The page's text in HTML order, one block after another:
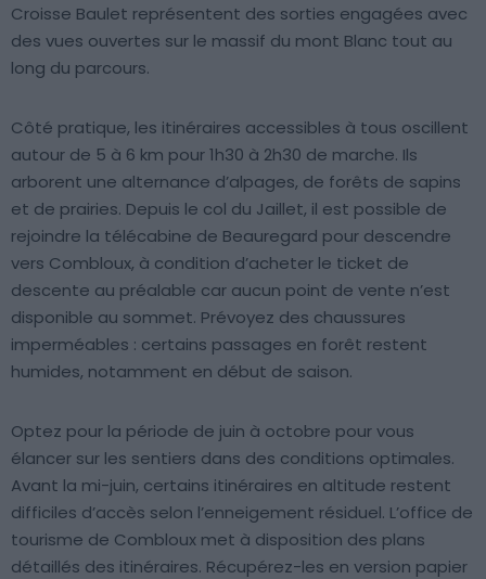
Croisse Baulet représentent des sorties engagées avec
des vues ouvertes sur le massif du mont Blanc tout au
long du parcours.
Côté pratique, les itinéraires accessibles à tous oscillent
autour de 5 à 6 km pour 1h30 à 2h30 de marche. Ils
arborent une alternance d’alpages, de forêts de sapins
et de prairies. Depuis le col du Jaillet, il est possible de
rejoindre la télécabine de Beauregard pour descendre
vers Combloux, à condition d’acheter le ticket de
descente au préalable car aucun point de vente n’est
disponible au sommet. Prévoyez des chaussures
imperméables : certains passages en forêt restent
humides, notamment en début de saison.
Optez pour la période de juin à octobre pour vous
élancer sur les sentiers dans des conditions optimales.
Avant la mi-juin, certains itinéraires en altitude restent
difficiles d’accès selon l’enneigement résiduel. L’office de
tourisme de Combloux met à disposition des plans
détaillés des itinéraires. Récupérez-les en version papier